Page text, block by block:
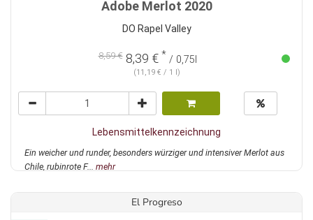
Adobe Merlot 2020
DO Rapel Valley
8,59 €8,39 € * / 0,75l
(11,19 € / 1 l)
Lebensmittelkennzeichnung
Ein weicher und runder, besonders würziger und intensiver Merlot aus
Chile, rubinrote F... mehr
El Progreso